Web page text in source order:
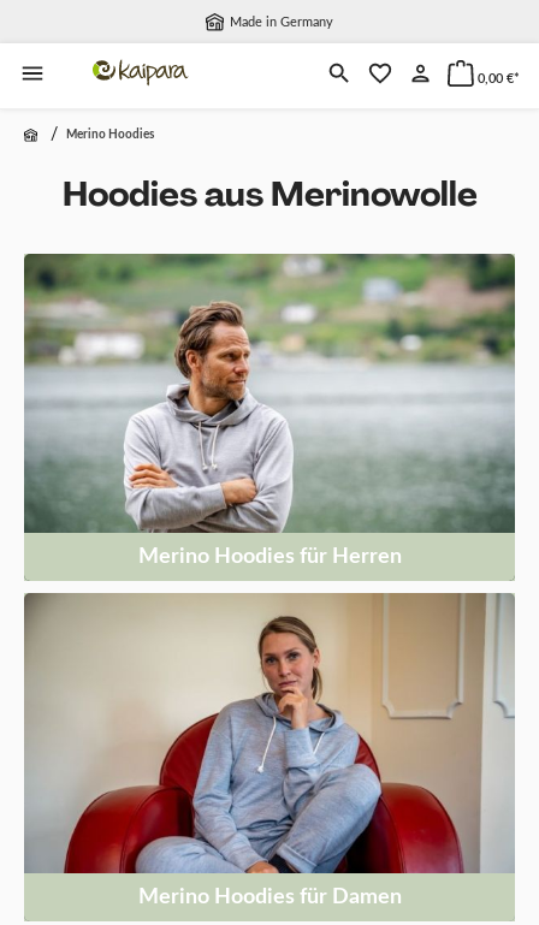
Made in Germany
0,00 €*
/ Merino Hoodies
Hoodies aus Merinowolle
Merino Hoodies für Herren
Merino Hoodies für Damen